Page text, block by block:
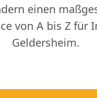
einen
von A bis Z für
Geldersheim.